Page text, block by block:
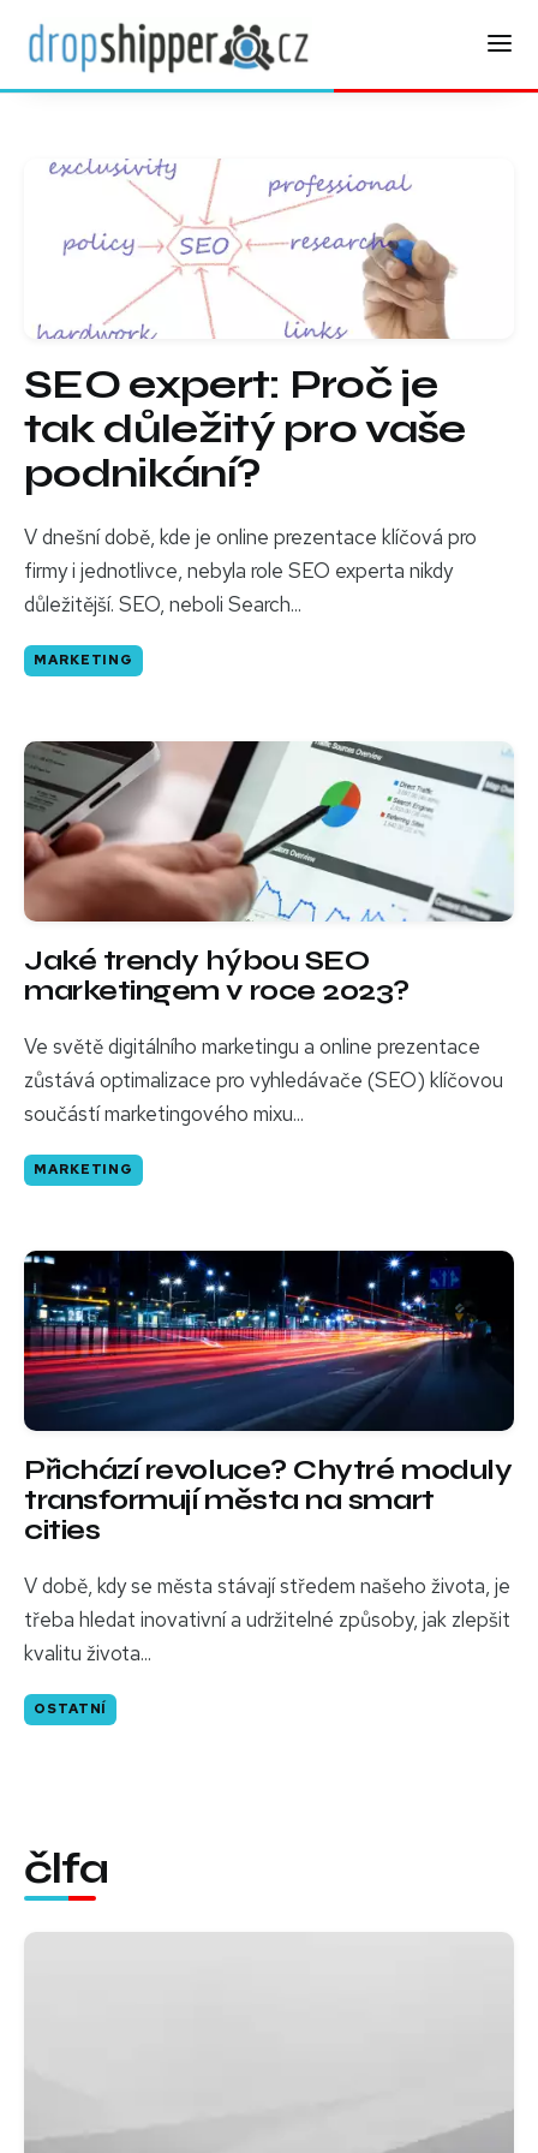
SEO expert: Proč je
tak důležitý pro vaše
podnikání?
V dnešní době, kde je online prezentace klíčová pro
firmy i jednotlivce, nebyla role SEO experta nikdy
důležitější. SEO, neboli Search...
MARKETING
Jaké trendy hýbou SEO
marketingem v roce 2023?
Ve světě digitálního marketingu a online prezentace
zůstává optimalizace pro vyhledávače (SEO) klíčovou
součástí marketingového mixu...
MARKETING
Přichází revoluce? Chytré moduly
transformují města na smart
cities
V době, kdy se města stávají středem našeho života, je
třeba hledat inovativní a udržitelné způsoby, jak zlepšit
kvalitu života...
OSTATNÍ
člfa